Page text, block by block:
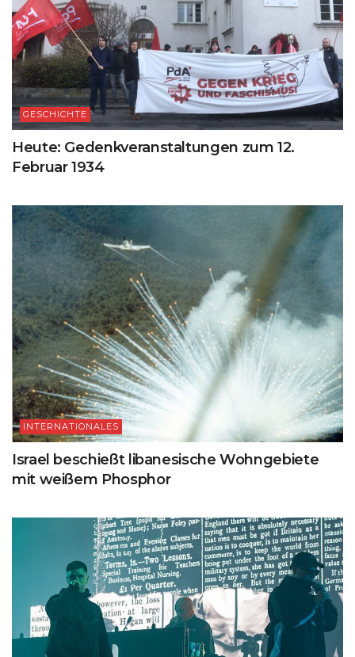
GESCHICHTE
Heute: Gedenkveranstaltungen zum 12.
Februar 1934
INTERNATIONALES
Israel beschießt libanesische Wohngebiete
mit weißem Phosphor